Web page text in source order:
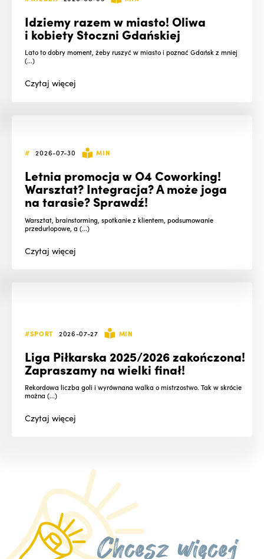
Idziemy razem w miasto! Oliwa
i kobiety Stoczni Gdańskiej
Lato to dobry moment, żeby ruszyć w miasto i poznać Gdańsk z mniej
(...)
Czytajwięcej
# 2026-07-30 MIN
Letnia promocja w O4 Coworking!
Warsztat? Integracja? A może joga
na tarasie? Sprawdź!
Warsztat, brainstorming, spotkanie z klientem, podsumowanie
przedurlopowe, a (...)
Czytajwięcej
#SPORT 2026-07-27 MIN
Liga Piłkarska 2025/2026 zakończona!
Zapraszamy na wielki finał!
Rekordowa liczba goli i wyrównana walka o mistrzostwo. Tak w skrócie
można (...)
Czytajwięcej